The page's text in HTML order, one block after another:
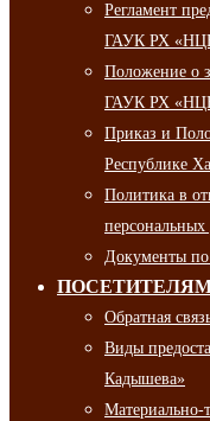
Регламент
ГАУК РХ
Положение о
ГАУК РХ
Приказ и
Республике
Политика в
Документы по
Обратная
Виды
Кадышева»
Материально-